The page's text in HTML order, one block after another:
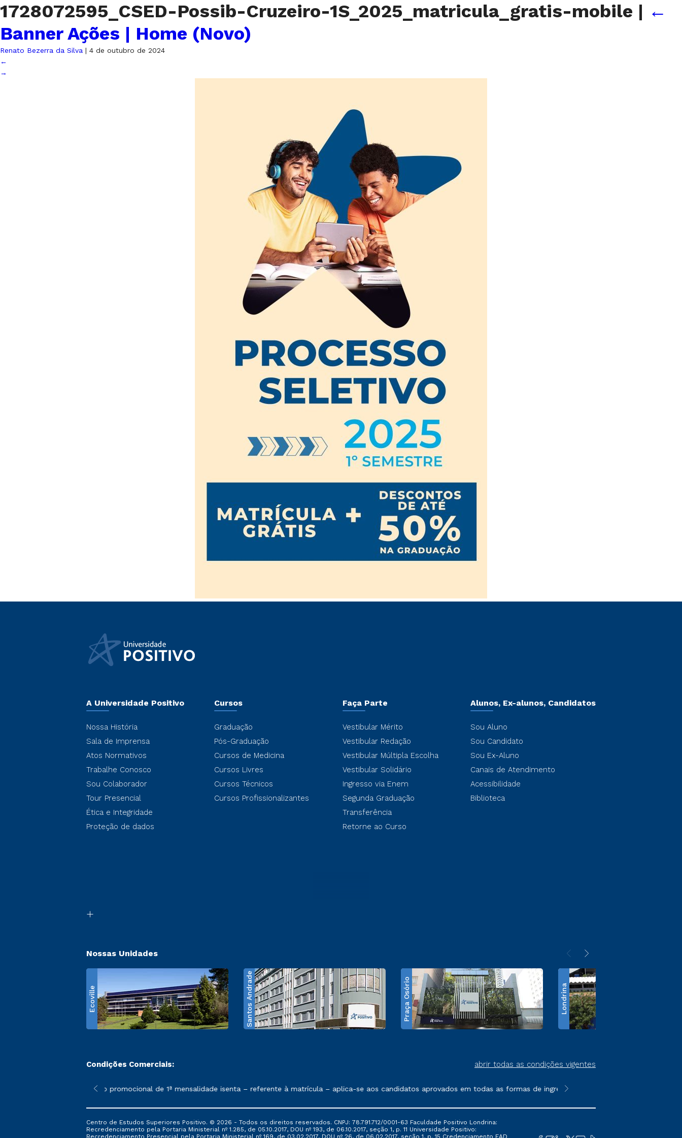
1728072595_CSED-Possib-Cruzeiro-1S_2025_matricula_gratis-mobile | ←
Banner Ações | Home (Novo)
Renato Bezerra da Silva | 4 de outubro de 2024
←
→
A Universidade Positivo
Nossa História
Sala de Imprensa
Atos Normativos
Trabalhe Conosco
Sou Colaborador
Tour Presencial
Ética e Integridade
Proteção de dados
Cursos
Graduação
Pós-Graduação
Cursos de Medicina
Cursos Livres
Cursos Técnicos
Cursos Profissionalizantes
Faça Parte
Vestibular Mérito
Vestibular Redação
Vestibular Múltipla Escolha
Vestibular Solidário
Ingresso via Enem
Segunda Graduação
Transferência
Retorne ao Curso
Alunos, Ex-alunos, Candidatos
Sou Aluno
Sou Candidato
Sou Ex-Aluno
Canais de Atendimento
Acessibilidade
Biblioteca
Nossas Unidades
Ecoville Santos Andrade Praça Osório Londrina
Condições Comerciais: abrir todas as condições vigentes
sofrer alterações nos períodos de rematrícula conforme exposto no contrato de prestação de serviços
*A condição promocional de 1ª mensalidade isenta – referente à matrícula – aplica-se aos candidatos aprovados em todas as formas de ingresso, exceto na prova on-line ou
**Semipresencial é um formato do
Centro de Estudos Superiores Positivo. © 2026 - Todos os direitos reservados. CNPJ: 78.791.712/0001-63 Faculdade Positivo Londrina:
Recredenciamento pela Portaria Ministerial nº 1.285, de 05.10.2017, DOU nº 193, de 06.10.2017, seção 1, p. 11 Universidade Positivo:
Recredenciamento Presencial ​pela Portaria Ministerial nº 169, de 03.02.2017, DOU nº 26, de 06.02.2017, seção 1, p. 15 Credenciamento EAD